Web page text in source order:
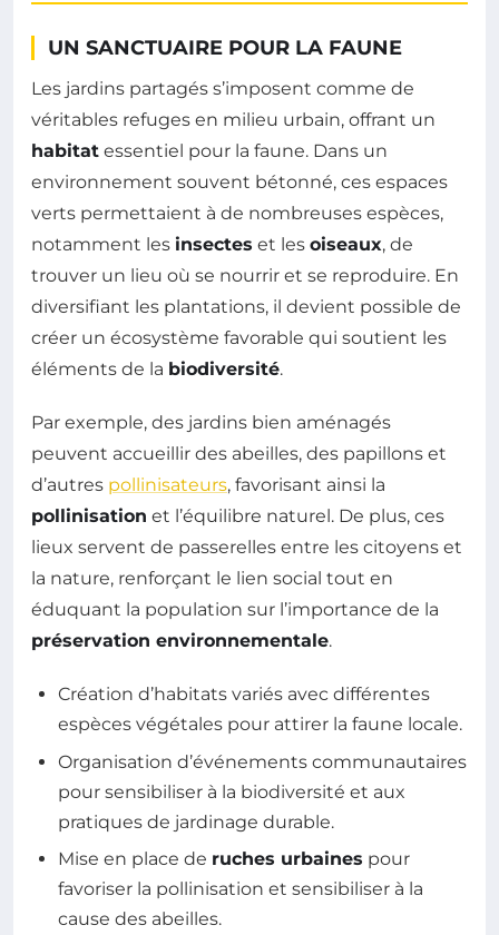
UN SANCTUAIRE POUR LA FAUNE
Les jardins partagés s’imposent comme de
véritables refuges en milieu urbain, offrant un
habitat essentiel pour la faune. Dans un
environnement souvent bétonné, ces espaces
verts permettaient à de nombreuses espèces,
notamment les insectes et les oiseaux, de
trouver un lieu où se nourrir et se reproduire. En
diversifiant les plantations, il devient possible de
créer un écosystème favorable qui soutient les
éléments de la biodiversité.
Par exemple, des jardins bien aménagés
peuvent accueillir des abeilles, des papillons et
d’autres pollinisateurs, favorisant ainsi la
pollinisation et l’équilibre naturel. De plus, ces
lieux servent de passerelles entre les citoyens et
la nature, renforçant le lien social tout en
éduquant la population sur l’importance de la
préservation environnementale.
Création d’habitats variés avec différentes
espèces végétales pour attirer la faune locale.
Organisation d’événements communautaires
pour sensibiliser à la biodiversité et aux
pratiques de jardinage durable.
Mise en place de ruches urbaines pour
favoriser la pollinisation et sensibiliser à la
cause des abeilles.